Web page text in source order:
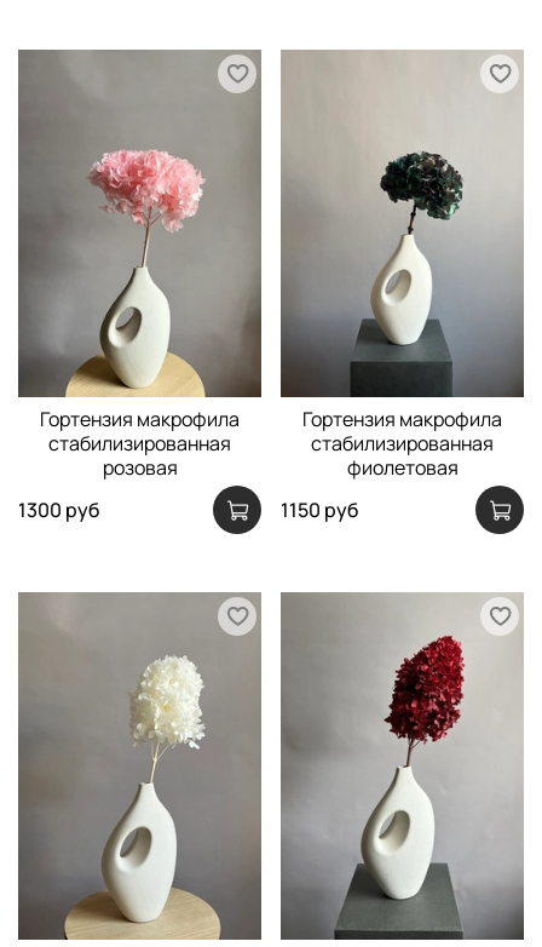
Гортензия макрофила
стабилизированная
розовая
1300 руб
Гортензия макрофила
стабилизированная
фиолетовая
1150 руб